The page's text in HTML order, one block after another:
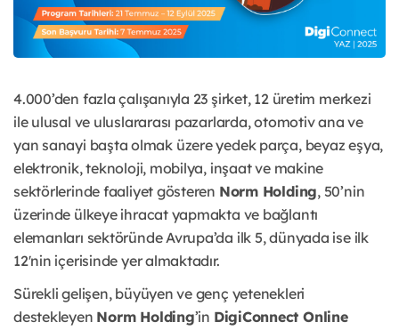
4.000’den fazla çalışanıyla 23 şirket, 12 üretim merkezi
ile ulusal ve uluslararası pazarlarda, otomotiv ana ve
yan sanayi başta olmak üzere yedek parça, beyaz eşya,
elektronik, teknoloji, mobilya, inşaat ve makine
sektörlerinde faaliyet gösteren Norm Holding, 50’nin
üzerinde ülkeye ihracat yapmakta ve bağlantı
elemanları sektöründe Avrupa’da ilk 5, dünyada ise ilk
12'nin içerisinde yer almaktadır.
Sürekli gelişen, büyüyen ve genç yetenekleri
destekleyen Norm Holding’in DigiConnect Online